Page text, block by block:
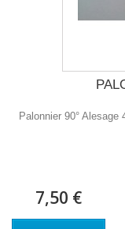
Palonnier 90°
7,50 €